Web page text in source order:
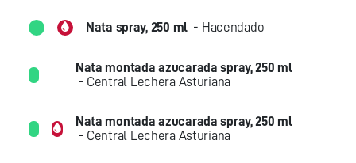
Nata spray, 250 ml - Hacendado
Nata montada azucarada spray, 250 ml
- Central Lechera Asturiana
Nata montada azucarada spray, 250 ml
- Central Lechera Asturiana